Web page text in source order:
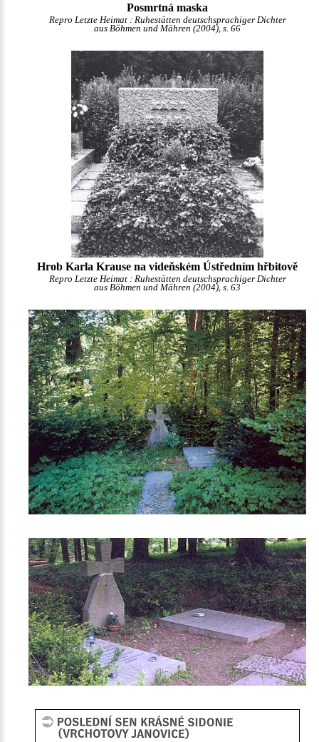
Posmrtná maska
Repro Letzte Heimat : Ruhestätten deutschsprachiger Dichter
aus Böhmen und Mähren (2004), s. 66
Hrob Karla Krause na videňském Ústředním hřbitově
Repro Letzte Heimat : Ruhestätten deutschsprachiger Dichter
aus Böhmen und Mähren (2004), s. 63